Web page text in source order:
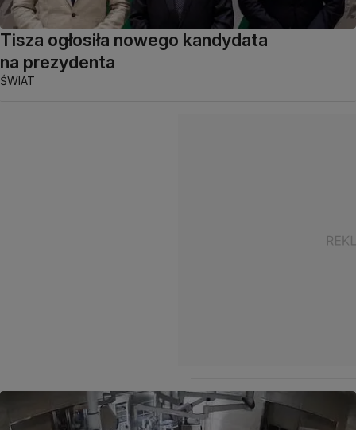
Tisza ogłosiła nowego kandydata
na prezydenta
ŚWIAT